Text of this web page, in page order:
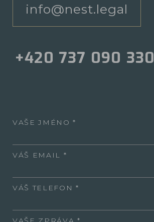
info@nest.legal
+420 737 090 330
VAŠE JMÉNO
VÁŠ EMAIL
VÁŠ TELEFON